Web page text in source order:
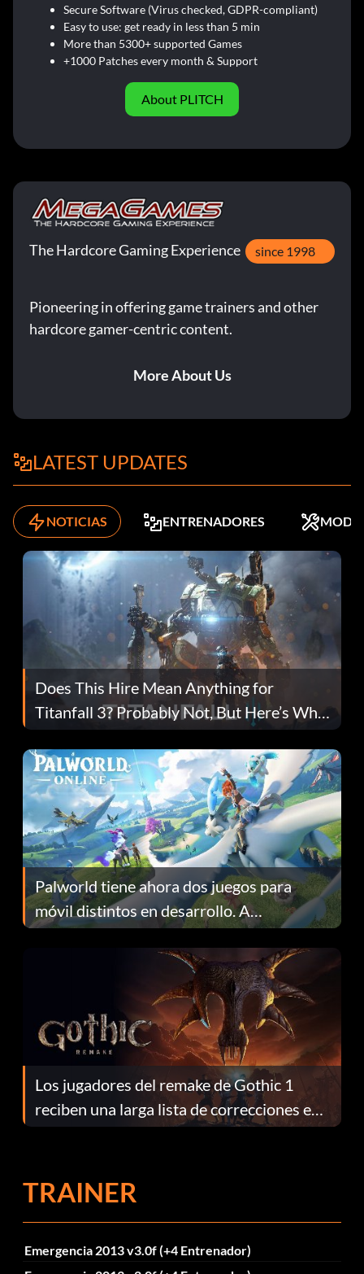
Secure Software (Virus checked, GDPR-compliant)
Easy to use: get ready in less than 5 min
More than 5300+ supported Games
+1000 Patches every month & Support
About PLITCH
The Hardcore Gaming Experience since 1998
Pioneering in offering game trainers and other
hardcore gamer-centric content.
More About Us
LATEST UPDATES
NOTICIAS ENTRENADORES MODS
Does This Hire Mean Anything for
Titanfall 3? Probably Not, But Here’s Why
Fans Are Hopeful
Palworld tiene ahora dos juegos para
móvil distintos en desarrollo. A
continuación te explicamos por qué.
Los jugadores del remake de Gothic 1
reciben una larga lista de correcciones en
el parche 1.0.4
TRAINER
Emergencia 2013 v3.0f (+4 Entrenador)